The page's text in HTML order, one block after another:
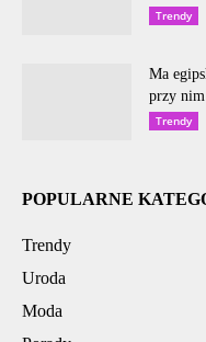
Trendy
Ma
przy nim
Trendy
POPULARNE
Trendy
Uroda
Moda